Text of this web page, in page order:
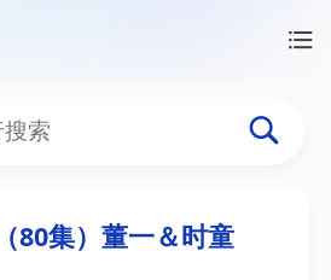
80集）董一＆时童